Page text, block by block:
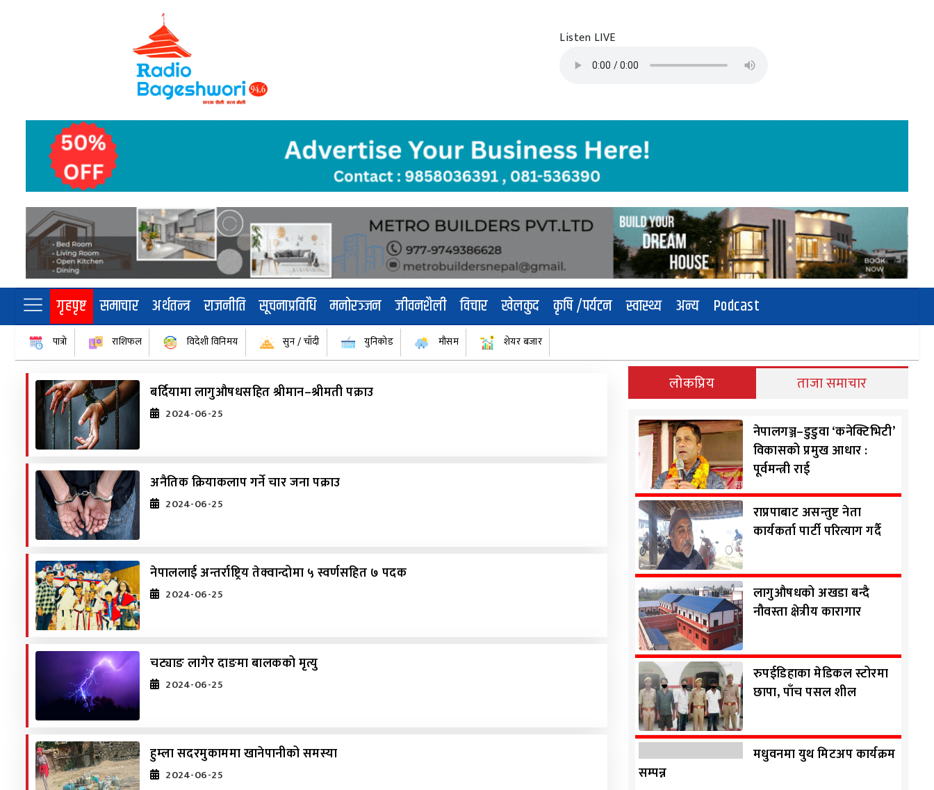
Listen LIVE
गृहपृष्ट समाचार अर्थतन्त्र राजनीति सूचनाप्रविधि मनोरञ्जन जीवनशैली विचार खेलकुद कृषि /पर्यटन स्वास्थ्य अन्य Podcast
पात्रो राशिफल विदेशी विनिमय सुन / चाँदी युनिकोड मौसम शेयर बजार
बर्दियामा लागुऔषधसहित श्रीमान–श्रीमती पक्राउ
2024-06-25
अनैतिक क्रियाकलाप गर्ने चार जना पक्राउ
2024-06-25
नेपाललाई अन्तर्राष्ट्रिय तेक्वान्दोमा ५ स्वर्णसहित ७ पदक
2024-06-25
चट्याङ लागेर दाङमा बालकको मृत्यु
2024-06-25
हुम्ला सदरमुकाममा खानेपानीको समस्या
2024-06-25
लोकप्रिय ताजा समाचार
नेपालगञ्ज–डुडुवा ‘कनेक्टिभिटी’
विकासको प्रमुख आधार :
पूर्वमन्त्री राई
राप्रपाबाट असन्तुष्ट नेता
कार्यकर्ता पार्टी परित्याग गर्दै
लागुऔषधको अखडा बन्दै
नौवस्ता क्षेत्रीय कारागार
रुपईडिहाका मेडिकल स्टोरमा
छापा, पाँच पसल शील
मधुवनमा युथ मिटअप कार्यक्रम
सम्पन्न